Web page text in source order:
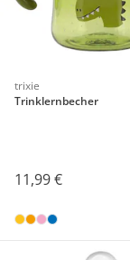
trixie
Trinklernbecher
11,99 €